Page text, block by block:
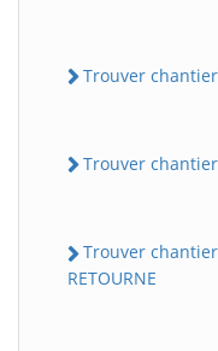
Trouver chantier
Trouver
Trouver chantier
RETOURNE